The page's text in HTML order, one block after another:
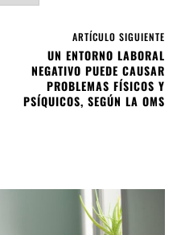
ARTÍCULO SIGUIENTE
UN ENTORNO LABORAL
NEGATIVO PUEDE CAUSAR
PROBLEMAS FÍSICOS Y
PSÍQUICOS, SEGÚN LA OMS